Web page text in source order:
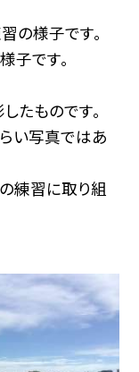
の様子です。
子です。
たものです。
い写真ではあ
練習に取り組